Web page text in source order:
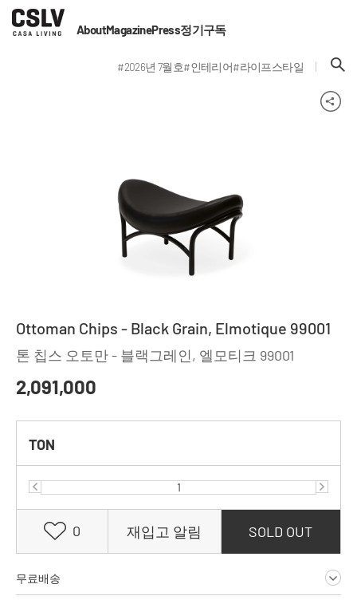
AboutMagazinePress정기구독
#2026년 7월호#인테리어#라이프스타일
Ottoman Chips - Black Grain, Elmotique 99001
톤 칩스 오토만 - 블랙그레인, 엘모티크 99001
2,091,000
TON
0 재입고 알림 SOLD OUT
무료배송